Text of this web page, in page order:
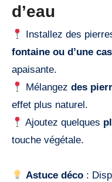
d’eau
Installez des
fontaine ou d’une
apaisante.
Mélangezdes
effet plus naturel.
Ajoutez quelques
touche végétale.
Astuce déco :